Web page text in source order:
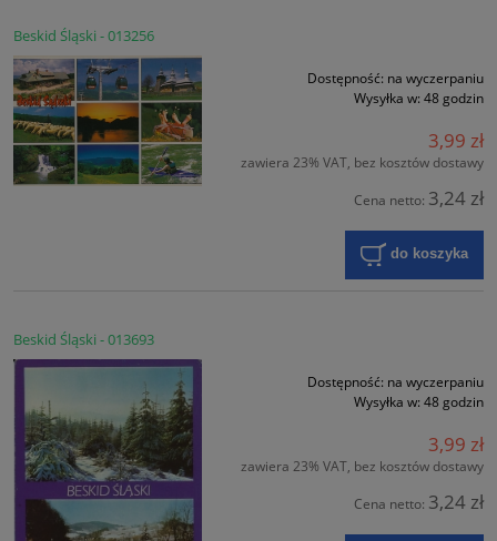
Beskid Śląski - 013256
Dostępność: na wyczerpaniu
Wysyłka w: 48 godzin
3,99 zł
zawiera 23% VAT, bez kosztów dostawy
Cena netto: 3,24 zł
do koszyka
Beskid Śląski - 013693
Dostępność: na wyczerpaniu
Wysyłka w: 48 godzin
3,99 zł
zawiera 23% VAT, bez kosztów dostawy
Cena netto: 3,24 zł